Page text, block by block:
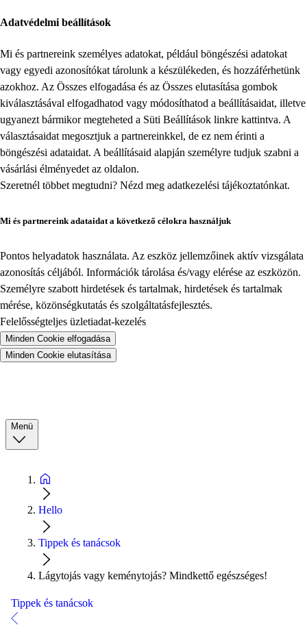
Adatvédelmi beállítások
Mi és partnereink személyes adatokat, például böngészési adatokat
vagy egyedi azonosítókat tárolunk a készülékeden, és hozzáférhetünk
azokhoz. Az Összes elfogadása és az Összes elutasítása gombok
kiválasztásával elfogadhatod vagy módosíthatod a beállításaidat, illetve
ugyanezt bármikor megteheted a Süti Beállítások linkre kattintva. A
választásaidat megosztjuk a partnereinkkel, de ez nem érinti a
böngészési adataidat. A beállításaid alapján személyre tudjuk szabni a
vásárlási élményedet az oldalon.
Szeretnél többet megtudni? Nézd meg adatkezelési tájékoztatónkat.
Mi és partnereink adataidat a következő célokra használjuk
Pontos helyadatok használata. Az eszköz jellemzőinek aktív vizsgálata
azonosítás céljából. Információk tárolása és/vagy elérése az eszközön.
Személyre szabott hirdetések és tartalmak, hirdetések és tartalmak
mérése, közönségkutatás és szolgáltatásfejlesztés.
Felelősségteljes üzletiadat-kezelés
Minden Cookie elfogadása
Minden Cookie elutasítása
Menü
Hello
Tippek és tanácsok
Lágytojás vagy keménytojás? Mindkettő egészséges!
Tippek és tanácsok